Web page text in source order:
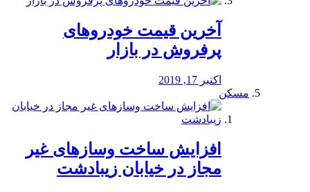
آخرین قیمت خودرو‌های
پرفروش در بازار
اکتبر 17, 2019
مسکن
افزایش ساخت وسازهای غیر
مجاز در خیابان زیبادشت